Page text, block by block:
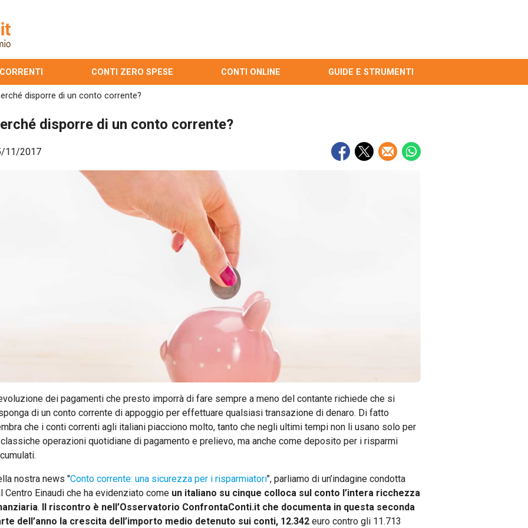
CONTI ZERO SPESE CONTI ONLINE GUIDE E STRUMENTI
disporre di un conto corrente?
disporre di un conto corrente?
11/2017
dei pagamenti che presto imporrà di fare sempre a meno del contante richiede che si
di un conto corrente di appoggio per effettuare qualsiasi transazione di denaro. Di fatto
che i conti correnti agli italiani piacciono molto, tanto che negli ultimi tempi non li usano solo per
classiche operazioni quotidiane di pagamento e prelievo, ma anche come deposito per i risparmi
nostra news "Conto corrente: una sicurezza per i risparmiatori", parliamo di un’indagine condotta
Centro Einaudi che ha evidenziato come un italiano su cinque colloca sul conto l’intera ricchezza
.
Il riscontro è nell’Osservatorio ConfrontaConti.it che documenta in questa seconda
dell’anno la crescita dell’importo medio detenuto sui conti, 12.342 euro contro gli 11.713